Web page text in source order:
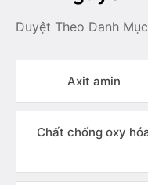
Duyệt Theo Danh Mục
Axit amin
Chất chống oxy